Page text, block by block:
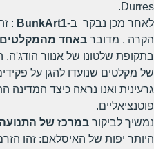
Durres.
לאחר מכן נבקר ב-BunkArt1
:
הקרה . מדובר באחד
בתקופת שלטונו של אנוור
של מקלטים שנועדו להגן על
גרעינית ואנו נראה כיצד המדינה
פוטנציאליים.
נמשיך לביקור במרכז של
היותר יפות של האיסלאם: זהו